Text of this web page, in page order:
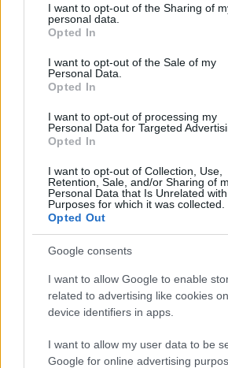
not limited to your visit or usage
grant or deny consent to Google and its
use your data for below specified
consent section.
I want to opt-out of the Sharing of
personal data.
Opted In
I want to opt-out of the Sale of my
Personal Data.
Opted In
I want to opt-out of processing my
Personal Data for Targeted
Opted In
I want to opt-out of Collection, Use,
Retention, Sale, and/or Sharing of
Personal Data that Is Unrelated
Purposes for which it was collected.
Opted Out
Google consents
I want to allow Google to enable
related to advertising like cookies
device identifiers in apps.
I want to allow my user data to be
Google for online advertising
Ha egyszer elmúlik ez a mizéria,
tavasz első hónapját a balatoni
szezonjának. Vagy a fél kör